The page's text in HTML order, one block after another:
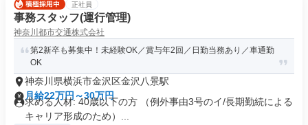
正社員
事務スタッフ(運行管理)
神奈川都市交通株式会社
第2新卒も募集中！未経験OK／賞与年2回／日勤当務あり／車通勤
OK
神奈川県横浜市金沢区金沢八景駅
月給22万円～30万円
求める人材: 40歳以下の方 （例外事由3号のイ/長期勤続による
キャリア形成のため）...